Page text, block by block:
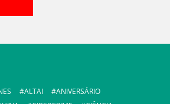
ALTAI
ANIVERSÁRIO